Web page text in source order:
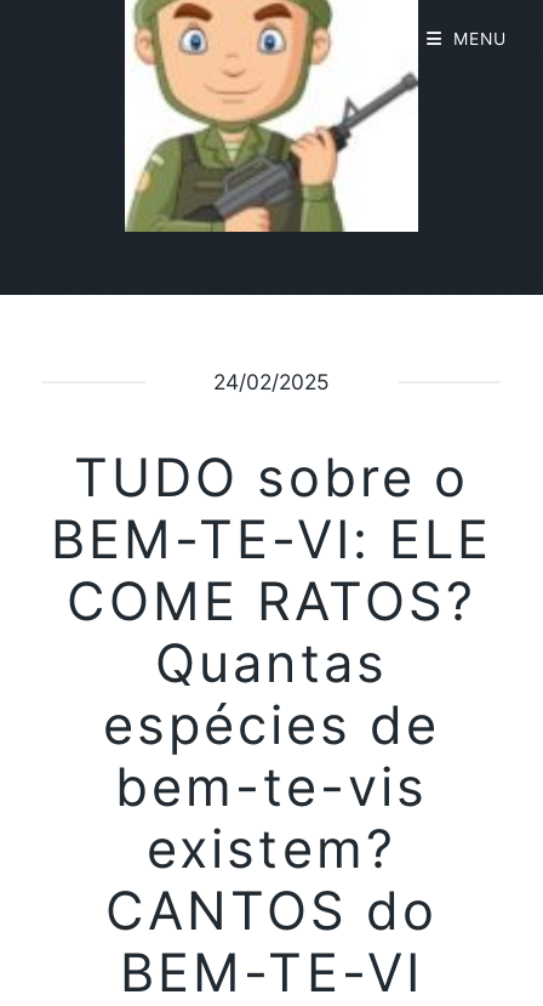
24/02/2025
TUDO sobre o
BEM-TE-VI: ELE
COME RATOS?
Quantas
espécies de
bem-te-vis
existem?
CANTOS do
BEM-TE-VI
MENU